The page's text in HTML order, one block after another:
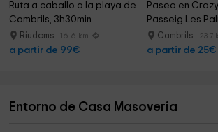
Ruta a caballo a la playa de
Cambrils, 3h30min
Riudoms 16.6 km
a partir de 99€
Paseo en Crazy
Passeig Les
Cambrils 23.7
a partir de 25€
Entorno de Casa Masoveria